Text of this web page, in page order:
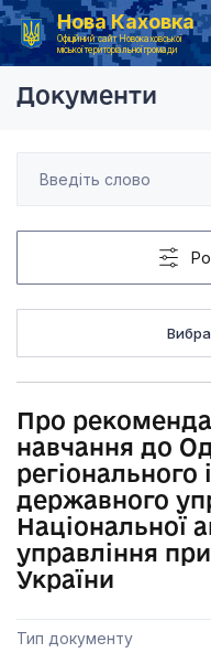
Нова Каховка
Офіційний сайт Новокаховської
міської територіальної громади
Головна
Документи
Про
навчання до
регіонального
державного
Національної
управління
України
Тип документу